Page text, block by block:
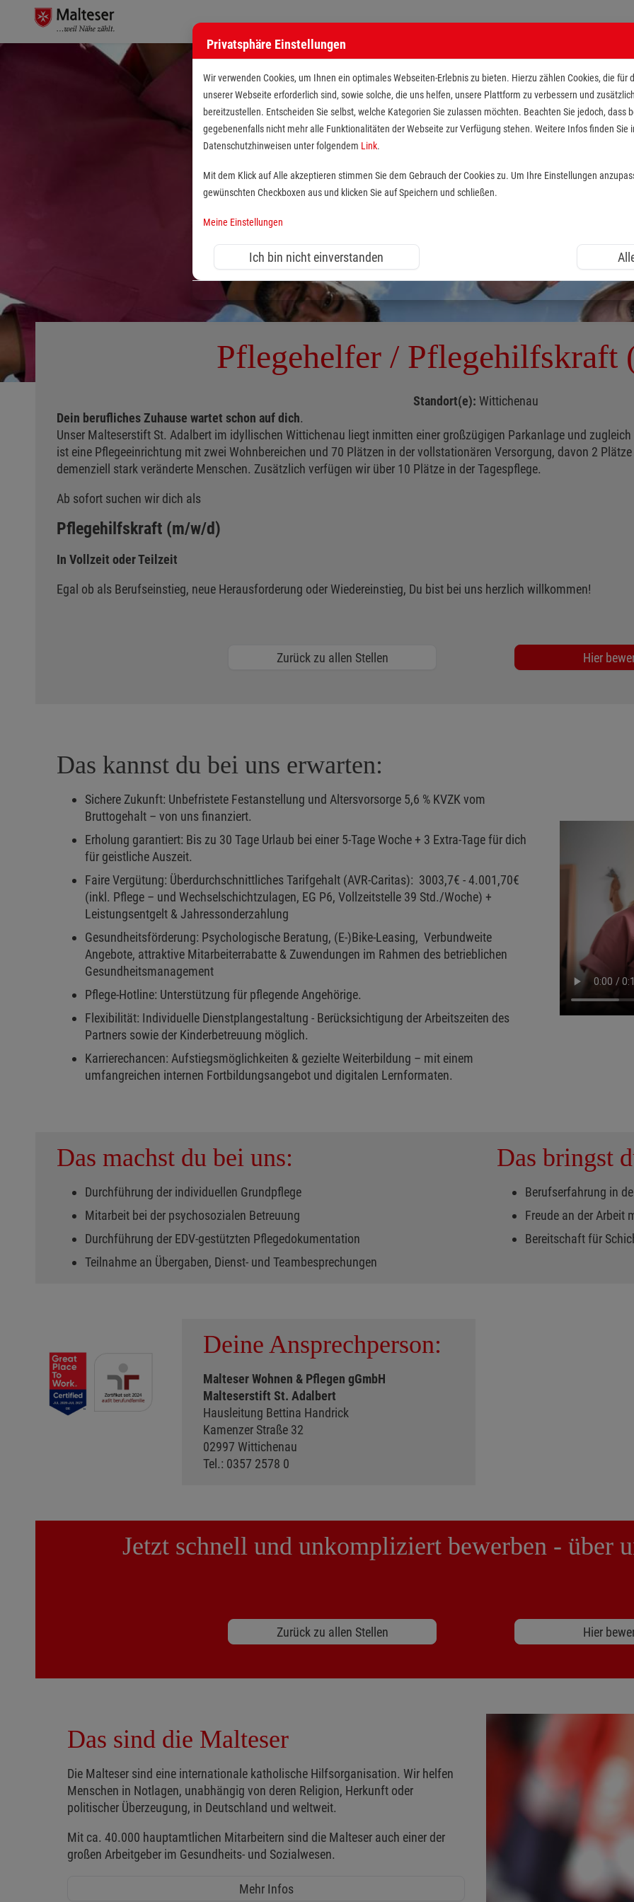
Pflegehelfer / Pflegehilfskraft
Standort(e): Wittichenau
Dein berufliches Zuhause wartet schon auf dich.
Unser Malteserstift St. Adalbert im idyllischen Wittichenau liegt inmitten einer großzügigen Parkanlage und
ist eine Pflegeeinrichtung mit zwei Wohnbereichen und 70 Plätzen in der vollstationären Versorgung, davon 2
demenziell stark veränderte Menschen. Zusätzlich verfügen wir über 10 Plätze in der Tagespflege.
Ab sofort suchen wir dich als
Pflegehilfskraft (m/w/d)
In Vollzeit oder Teilzeit
Egal ob als Berufseinstieg, neue Herausforderung oder Wiedereinstieg, Du bist bei uns herzlich willkommen!
Zurück zu allen Stellen Hier
Das kannst du bei uns erwarten:
Sichere Zukunft: Unbefristete Festanstellung und Altersvorsorge 5,6 % KVZK vom
Bruttogehalt – von uns finanziert.
Erholung garantiert: Bis zu 30 Tage Urlaub bei einer 5-Tage Woche + 3 Extra-Tage für dich
für geistliche Auszeit.
Faire Vergütung: Überdurchschnittliches Tarifgehalt (AVR-Caritas): 3003,7€ - 4.001,70€
(inkl. Pflege – und Wechselschichtzulagen, EG P6, Vollzeitstelle 39 Std./Woche) +
Leistungsentgelt & Jahressonderzahlung
Gesundheitsförderung: Psychologische Beratung, (E-)Bike-Leasing, Verbundweite
Angebote, attraktive Mitarbeiterrabatte & Zuwendungen im Rahmen des betrieblichen
Gesundheitsmanagement
Pflege-Hotline: Unterstützung für pflegende Angehörige.
Flexibilität: Individuelle Dienstplangestaltung - Berücksichtigung der Arbeitszeiten des
Partners sowie der Kinderbetreuung möglich.
Karrierechancen: Aufstiegsmöglichkeiten & gezielte Weiterbildung – mit einem
umfangreichen internen Fortbildungsangebot und digitalen Lernformaten.
Das machst du bei uns:
Durchführung der individuellen Grundpflege
Mitarbeit bei der psychosozialen Betreuung
Durchführung der EDV-gestützten Pflegedokumentation
Teilnahme an Übergaben, Dienst- und Teambesprechungen
Das bringst
Berufserfahrung in
Freude an der Arbeit
Bereitschaft für
Deine Ansprechperson:
Malteser Wohnen & Pflegen gGmbH
Malteserstift St. Adalbert
Hausleitung Bettina Handrick
Kamenzer Straße 32
02997 Wittichenau
Tel.: 0357 2578 0
Jetzt schnell und unkompliziert bewerben - über
Zurück zu allen Stellen Hier
Das sind die Malteser
Die Malteser sind eine internationale katholische Hilfsorganisation. Wir helfen
Menschen in Notlagen, unabhängig von deren Religion, Herkunft oder
politischer Überzeugung, in Deutschland und weltweit.
Mit ca. 40.000 hauptamtlichen Mitarbeitern sind die Malteser auch einer der
großen Arbeitgeber im Gesundheits- und Sozialwesen.
Mehr Infos
Privatsphäre Einstellungen
Wir verwenden Cookies, um Ihnen ein optimales Webseiten-Erlebnis zu bieten. Hierzu zählen Cookies, die für
unserer Webseite erforderlich sind, sowie solche, die uns helfen, unsere Plattform zu verbessern und
bereitzustellen. Entscheiden Sie selbst, welche Kategorien Sie zulassen möchten. Beachten Sie jedoch, dass
gegebenenfalls nicht mehr alle Funktionalitäten der Webseite zur Verfügung stehen. Weitere Infos finden Sie
Datenschutzhinweisen unter folgendem Link.
Mit dem Klick auf Alle akzeptieren stimmen Sie dem Gebrauch der Cookies zu. Um Ihre Einstellungen
gewünschten Checkboxen aus und klicken Sie auf Speichern und schließen.
Meine Einstellungen
Ich bin nicht einverstanden